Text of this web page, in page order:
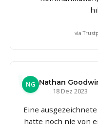
via
NG Nathan
18 Dez 2023
Eine
hatte noch nie von